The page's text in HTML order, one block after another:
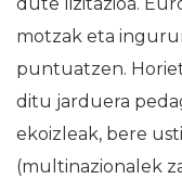
motzak eta
puntuatzen.
ditu jarduera
ekoizleak, bere
(multinazionalek